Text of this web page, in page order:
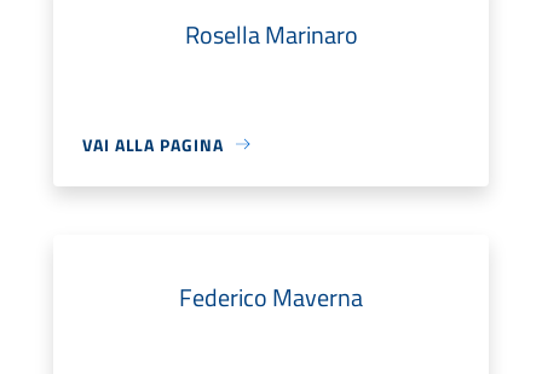
Rosella Marinaro
VAI ALLA PAGINA
Federico Maverna